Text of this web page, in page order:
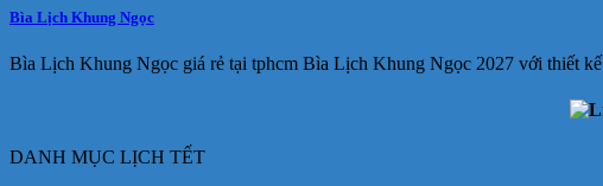
Bìa Lịch Khung Ngọc
Bìa Lịch Khung Ngọc giá rẻ tại tphcm Bìa Lịch Khung Ngọc 2027 với thiết kế
DANH MỤC LỊCH TẾT